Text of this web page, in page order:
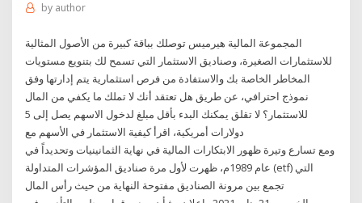
by author
المجموعة المالية هيرميس توصلك بباقة كبيرة من الأصول المثالية
للاستثمارات الصغيرة، وصناديق الاستثمار التي تسمح لك بتنويع مستويات
المخاطر الخاصة بك والاستفادة من فرص استثمارية يتم إدارتها وفق
نموذج احترافي، عن طريق هل تعتقد أنك لا تملك ما يكفي من المال
للاستثمار؟ لا تقلق يمكنك البدء بأقل مبلغ لدخول الاسهم يصل إلى 5
دولارات أمريكية، اقرأ كيفية الاستثمار في الأسهم مع
ومع تسارع وتيرة ظهور الابتكارات المالية في نهاية الثمانينيات وتحديداً في
عام 1989م، ظهرت لأول مرة صناديق المؤشرات المتداولة (etf) التي
تجمع بين مرونة الصناديق مفتوحة النهاية من حيث رأس المال